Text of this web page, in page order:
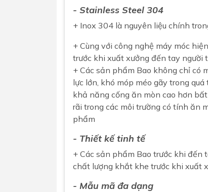
- Stainless Steel 304
+ Inox 304 là nguyên liệu chính
+ Cùng với công nghệ máy móc
trước khi xuất xưởng đến tay người
+ Các sản phẩm Bao không chỉ có
lực lớn, khó móp méo gãy trong
khả năng cống ăn mòn cao hơn
rãi trong các môi trường có tính ăn
phẩm
- Thiết kế tinh tế
+ Các sản phẩm Bao trước khi đến
chất lượng khắt khe trước khi xuất
- Mẫu mã đa dạng